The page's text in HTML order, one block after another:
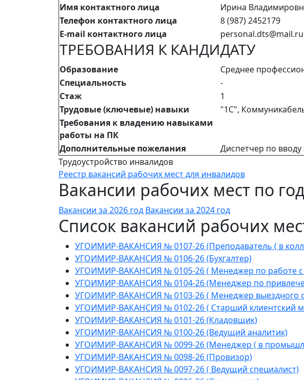
Имя контактного лица
Ирина
Телефон контактного лица
8 (987) 2452179
E-mail контактного лица
personal.dts@mail.ru
ТРЕБОВАНИЯ К КАНДИДАТУ
Образование
Среднее
Специальность
-
Стаж
1
Трудовые (ключевые) навыки
"1С",
Требования к владению навыками
работы на ПК
Дополнительные пожелания
Диспетчер по
Трудоустройство инвалидов
Реестр вакансий рабочих мест для инвалидов
Вакансии рабочих мест по
Вакансии за 2026 год Вакансии за 2024 год
Список вакансий рабочих
УГОИМИР-ВАКАНСИЯ № 0107-26 (Преподаватель ( в
УГОИМИР-ВАКАНСИЯ № 0106-26 (Бухгалтер)
УГОИМИР-ВАКАНСИЯ № 0105-26 ( Менеджер по работе с
УГОИМИР-ВАКАНСИЯ № 0104-26 (Менеджер по
УГОИМИР-ВАКАНСИЯ № 0103-26 ( Менеджер выездного
УГОИМИР-ВАКАНСИЯ № 0102-26 ( Старший клиентский
УГОИМИР-ВАКАНСИЯ № 0101-26 (Кладовщик)
УГОИМИР-ВАКАНСИЯ № 0100-26 (Ведущий аналитик)
УГОИМИР-ВАКАНСИЯ № 0099-26 (Менеджер ( в
УГОИМИР-ВАКАНСИЯ № 0098-26 (Провизор)
УГОИМИР-ВАКАНСИЯ № 0097-26 ( Ведущий специалист)